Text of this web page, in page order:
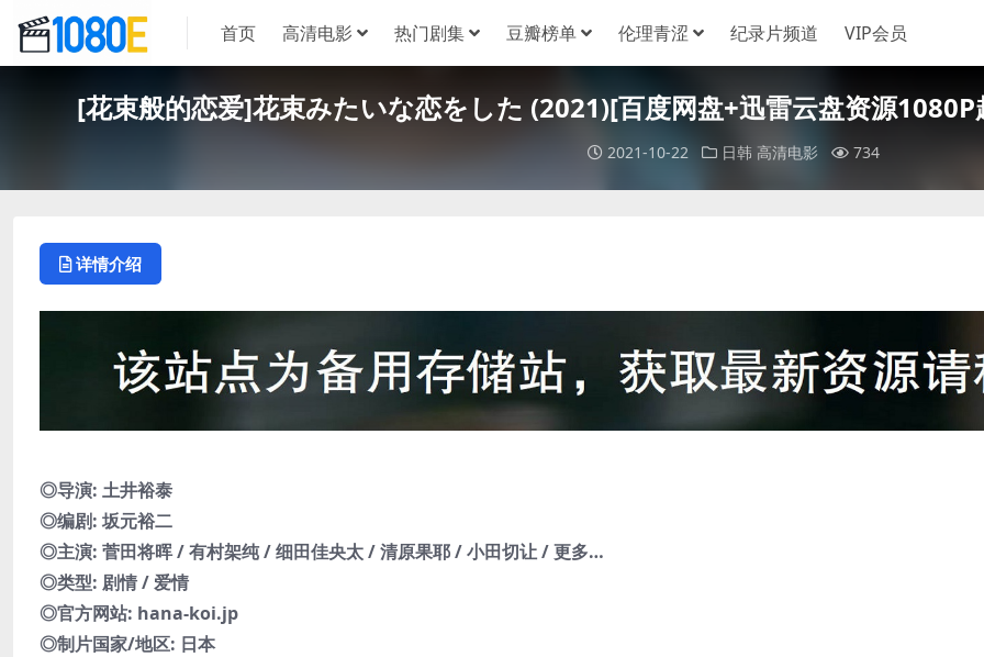
首页 高清电影 热门剧集 豆瓣榜单 伦理青涩 纪录片频道 VIP会员
[花束般的恋爱]花束みたいな恋をした (2021)[百度网盘+迅雷云盘资源
2021-10-22 日韩 高清电影 734
详情介绍
◎导演: 土井裕泰
◎编剧: 坂元裕二
◎主演: 菅田将晖 / 有村架纯 / 细田佳央太 / 清原果耶 / 小田切让 / 更多…
◎类型: 剧情 / 爱情
◎官方网站: hana-koi.jp
◎制片国家/地区: 日本